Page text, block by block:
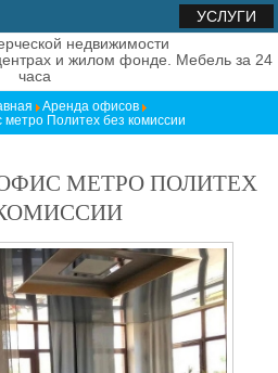
УСЛУГИ
недвижимости
и жилом фонде. Мебель за 24
часа
Аренда офисов
Политех без комиссии
МЕТРО ПОЛИТЕХ